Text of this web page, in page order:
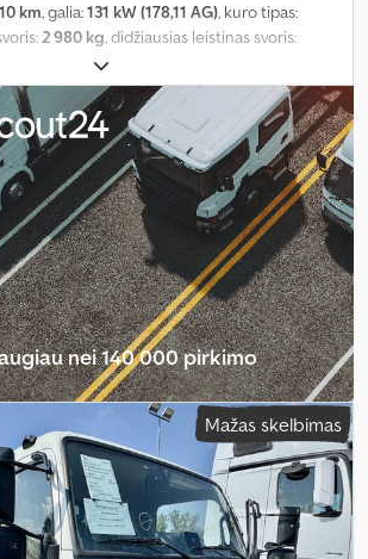
10 km, galia:131 kW (178,11 AG), kuro tipas:
2 980 kg, didžiausias leistinas svoris:
100 procentas
balta, pavaros tipas:mechaninis, pavarų
Euro 6 , sėdimų vietų skaičius: 6,
, Įranga:ABS, AdBlue, Bluetooth,
borto kompiuteris, centrinis užraktas,
eismo juostos palaikymo asistentas,
programa (ESP), nerūkantis automobilis,
oro pagalvė, pilna techninės priežiūros
trauki kontrolė, vairo stiprintuvas,
nei 140 000 pirkimo
prekybininko paketąMažas skelbimas